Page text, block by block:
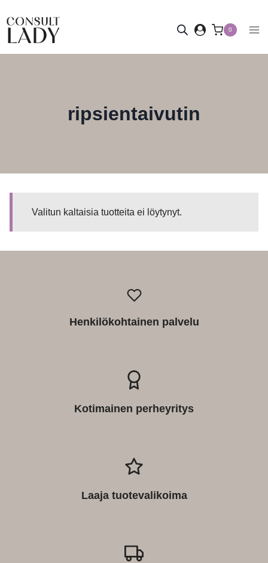
sisältöön
0
ripsientaivutin
Valitun kaltaisia tuotteita ei löytynyt.
Henkilökohtainen palvelu
Kotimainen perheyritys
Laaja tuotevalikoima